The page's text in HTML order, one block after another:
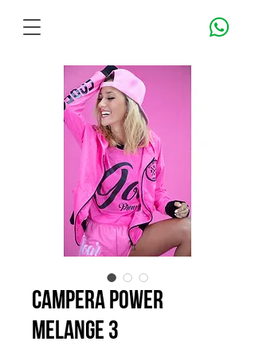
CAMPERA POWER
MELANGE 3